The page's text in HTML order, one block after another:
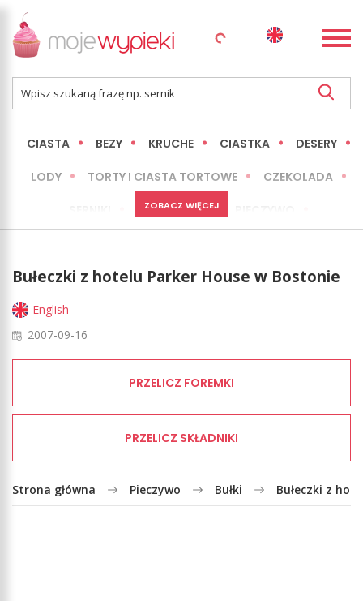
CIASTA BEZY KRUCHE CIASTKA DESERY
LODY TORTY I CIASTA TORTOWE CZEKOLADA
MINI WYPIEKI
LŻEJSZE / ZDROWSZE INNE
ZOBACZ WIĘCEJ
Bułeczki z hotelu Parker House w Bostonie
English
2007-09-16
PRZELICZ FOREMKI
PRZELICZ SKŁADNIKI
Strona główna Pieczywo Bułki Bułeczki z